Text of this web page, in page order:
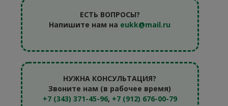
ЕСТЬ ВОПРОСЫ?
Напишите нам на eukk@mail.ru
НУЖНА КОНСУЛЬТАЦИЯ?
Звоните нам (в рабочее время)
+7 (343) 371-45-96, +7 (912) 676-00-79